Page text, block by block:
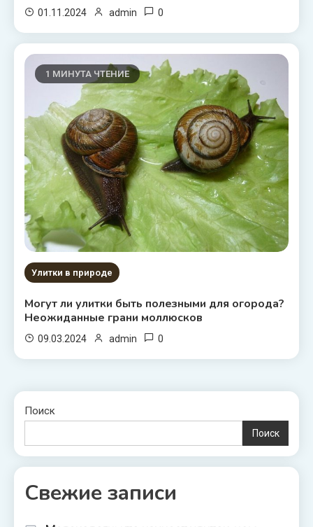
01.11.2024 admin 0
1 МИНУТА ЧТЕНИЕ
Улитки в природе
Могут ли улитки быть полезными для огорода?
Неожиданные грани моллюсков
09.03.2024 admin 0
Поиск
Поиск
Свежие записи